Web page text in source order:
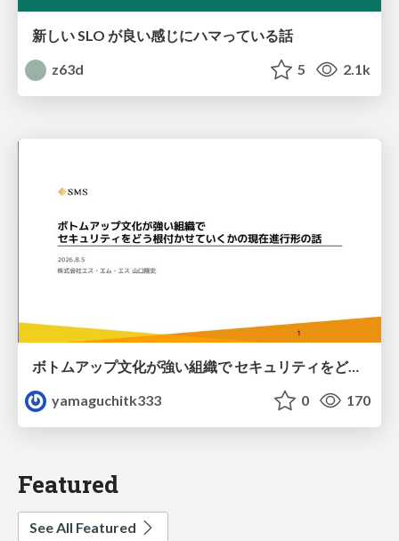
新しい SLO が良い感じにハマっている話
z63d
5 2.1k
ボトムアップ文化が強い組織で セキュリティをどう根付かせていくかの現在進行形の話 / Making Security Stick in a Bottom-Up Organization
yamaguchitk333
0 170
Featured
See All Featured